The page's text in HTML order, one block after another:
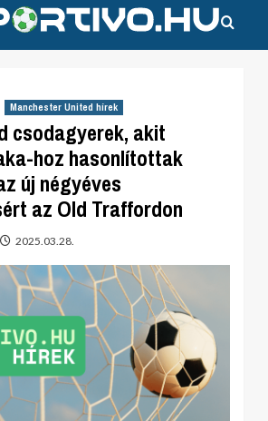
Manchester United hírek
csodagyerek, akit
hoz hasonlítottak
új négyéves
az Old Traffordon
2025.03.28.